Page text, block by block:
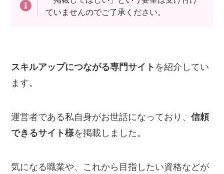
ていませんのでご了承ください。
スキルアップにつながる専門サイト を紹介してい
ます。
運営者である私自身がお世話になっており、信頼
できるサイト様を掲載しました。
気になる職業や、これから目指したい資格などが